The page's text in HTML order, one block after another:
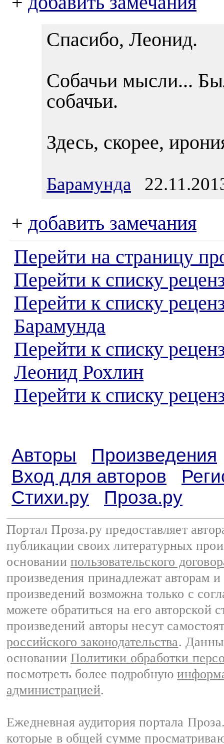
Спасибо, Леонид.
Собачьи мысли...
собачьи.
Здесь, скорее,
Барамунда
+ добавить замечания
Перейти на страницу
Перейти к списку
Перейти к списку
Барамунда
Перейти к списку
Леонид Рохлин
Перейти к списку
Авторы
Произведения
Вход для авторов
Стихи.ру
Проза.ру
Портал Проза.ру предоставляет
публикации своих литературных
основании пользовательского
произведения принадлежат авторам
произведений возможна только с
можете обратиться на его авторской
произведений авторы несут
российского законодательства.
основании Политики обработки
посмотреть более подробную
администрацией.
Ежедневная аудитория портала
которые в общей сумме